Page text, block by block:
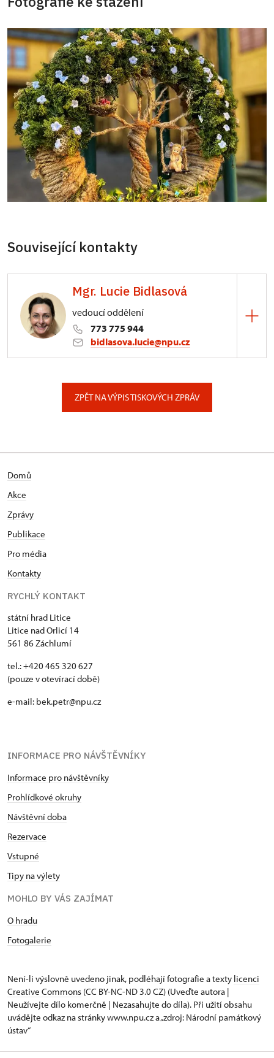
Související kontakty
Mgr. Lucie Bidlasová
vedoucí oddělení
773 775 944
bidlasova.lucie@npu.cz
ZPĚT NA VÝPIS TISKOVÝCH ZPRÁV
Domů
Akce
Zprávy
Publikace
Pro média
Kontakty
RYCHLÝ KONTAKT
státní hrad Litice
Litice nad Orlicí 14
561 86 Záchlumí
tel.: +420 465 320 627
(pouze v otevírací době)
e-mail: bek.petr@npu.cz
INFORMACE PRO NÁVŠTĚVNÍKY
Informace pro návštěvníky
Prohlídkové okruhy
Návštěvní doba
Rezervace
Vstupné
Tipy na výlety
MOHLO BY VÁS ZAJÍMAT
O hradu
Fotogalerie
Není-li výslovně uvedeno jinak, podléhají fotografie a texty licenci
Creative Commons (CC BY-NC-ND 3.0 CZ) (Uveďte autora |
Neužívejte dílo komerčně | Nezasahujte do díla). Při užití obsahu
uvádějte odkaz na stránky www.npu.cz a „zdroj: Národní památkový
ústav“